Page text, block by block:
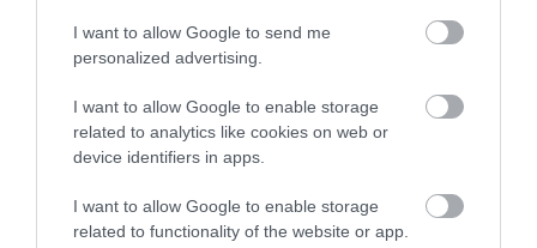
I want to allow Google to send me
personalized advertising.
I want to allow Google to enable storage
related to analytics like cookies on web or
device identifiers in apps.
I want to allow Google to enable storage
related to functionality of the website or app.
„NEM TETTÜNK NYOMÁST A FIUNKRA” –
EGY EGRI CSALÁD TÖRTÉNE...
KÓRHÁZBAN: TÖBB MINT 70 ...
2026. augusztus 06|Eger ügye